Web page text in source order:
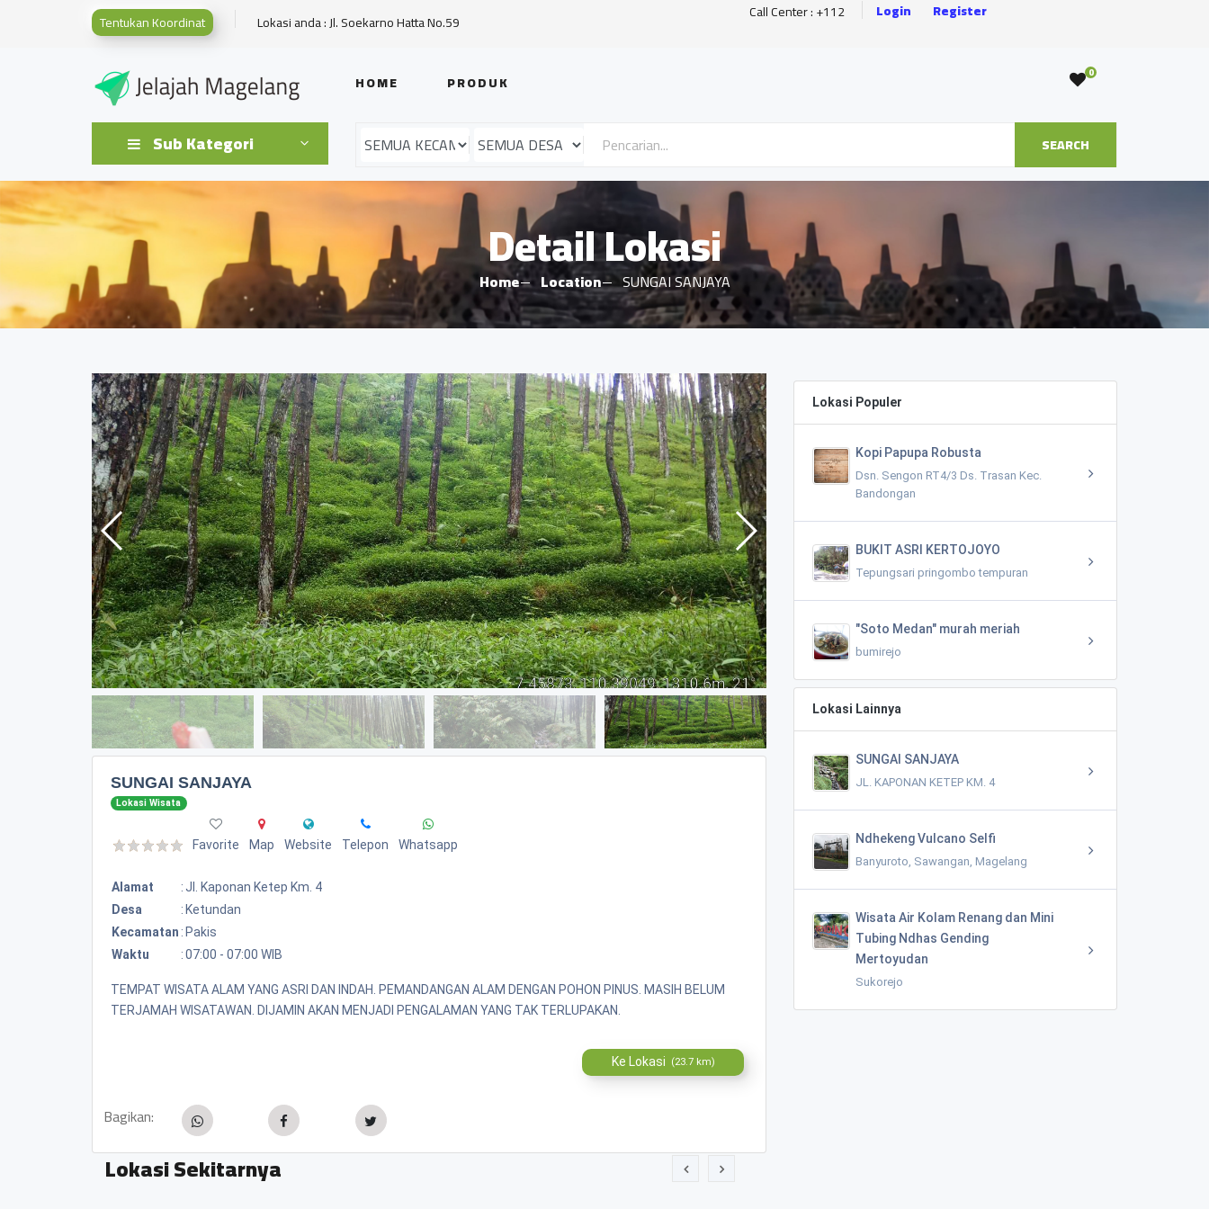
Tentukan Koordinat Lokasi anda : Jl. Soekarno Hatta No.59 Call Center : +112 Login Register
HOME PRODUK 0
Sub Kategori SEARCH
Detail Lokasi
Home Location SUNGAI SANJAYA
SUNGAI SANJAYA
Lokasi Wisata
Favorite Map Website Telepon Whatsapp
Alamat : Jl. Kaponan Ketep Km. 4
Desa
: Ketundan
Kecamatan : Pakis
Waktu
:07:00 - 07:00 WIB
TEMPAT WISATA ALAM YANG ASRI DAN INDAH. PEMANDANGAN ALAM DENGAN POHON PINUS. MASIH BELUM
TERJAMAH WISATAWAN. DIJAMIN AKAN MENJADI PENGALAMAN YANG TAK TERLUPAKAN.
Ke Lokasi (23.7 km)
Bagikan:
Lokasi Sekitarnya
Lokasi Populer
Kopi Papupa Robusta
Dsn. Sengon RT4/3 Ds. Trasan Kec.
Bandongan
BUKIT ASRI KERTOJOYO
Tepungsari pringombo tempuran
"Soto Medan" murah meriah
bumirejo
Lokasi Lainnya
SUNGAI SANJAYA
JL. KAPONAN KETEP KM. 4
Ndhekeng Vulcano Selfi
Banyuroto, Sawangan, Magelang
Wisata Air Kolam Renang dan Mini
Tubing Ndhas Gending
Mertoyudan
Sukorejo